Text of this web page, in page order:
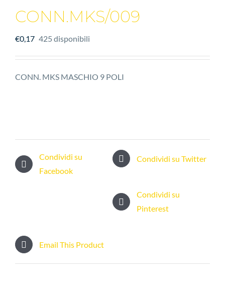
CONN.MKS/009
€0,17 425 disponibili
CONN. MKS MASCHIO 9 POLI
Condividi su
Facebook
Condividi su Twitter
Condividi su
Pinterest
Email This Product